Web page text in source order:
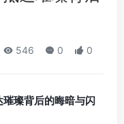
546 0 0
璀璨背后的晦暗与闪